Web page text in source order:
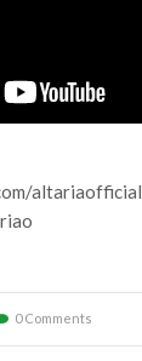
altariaofficial
0 Comments